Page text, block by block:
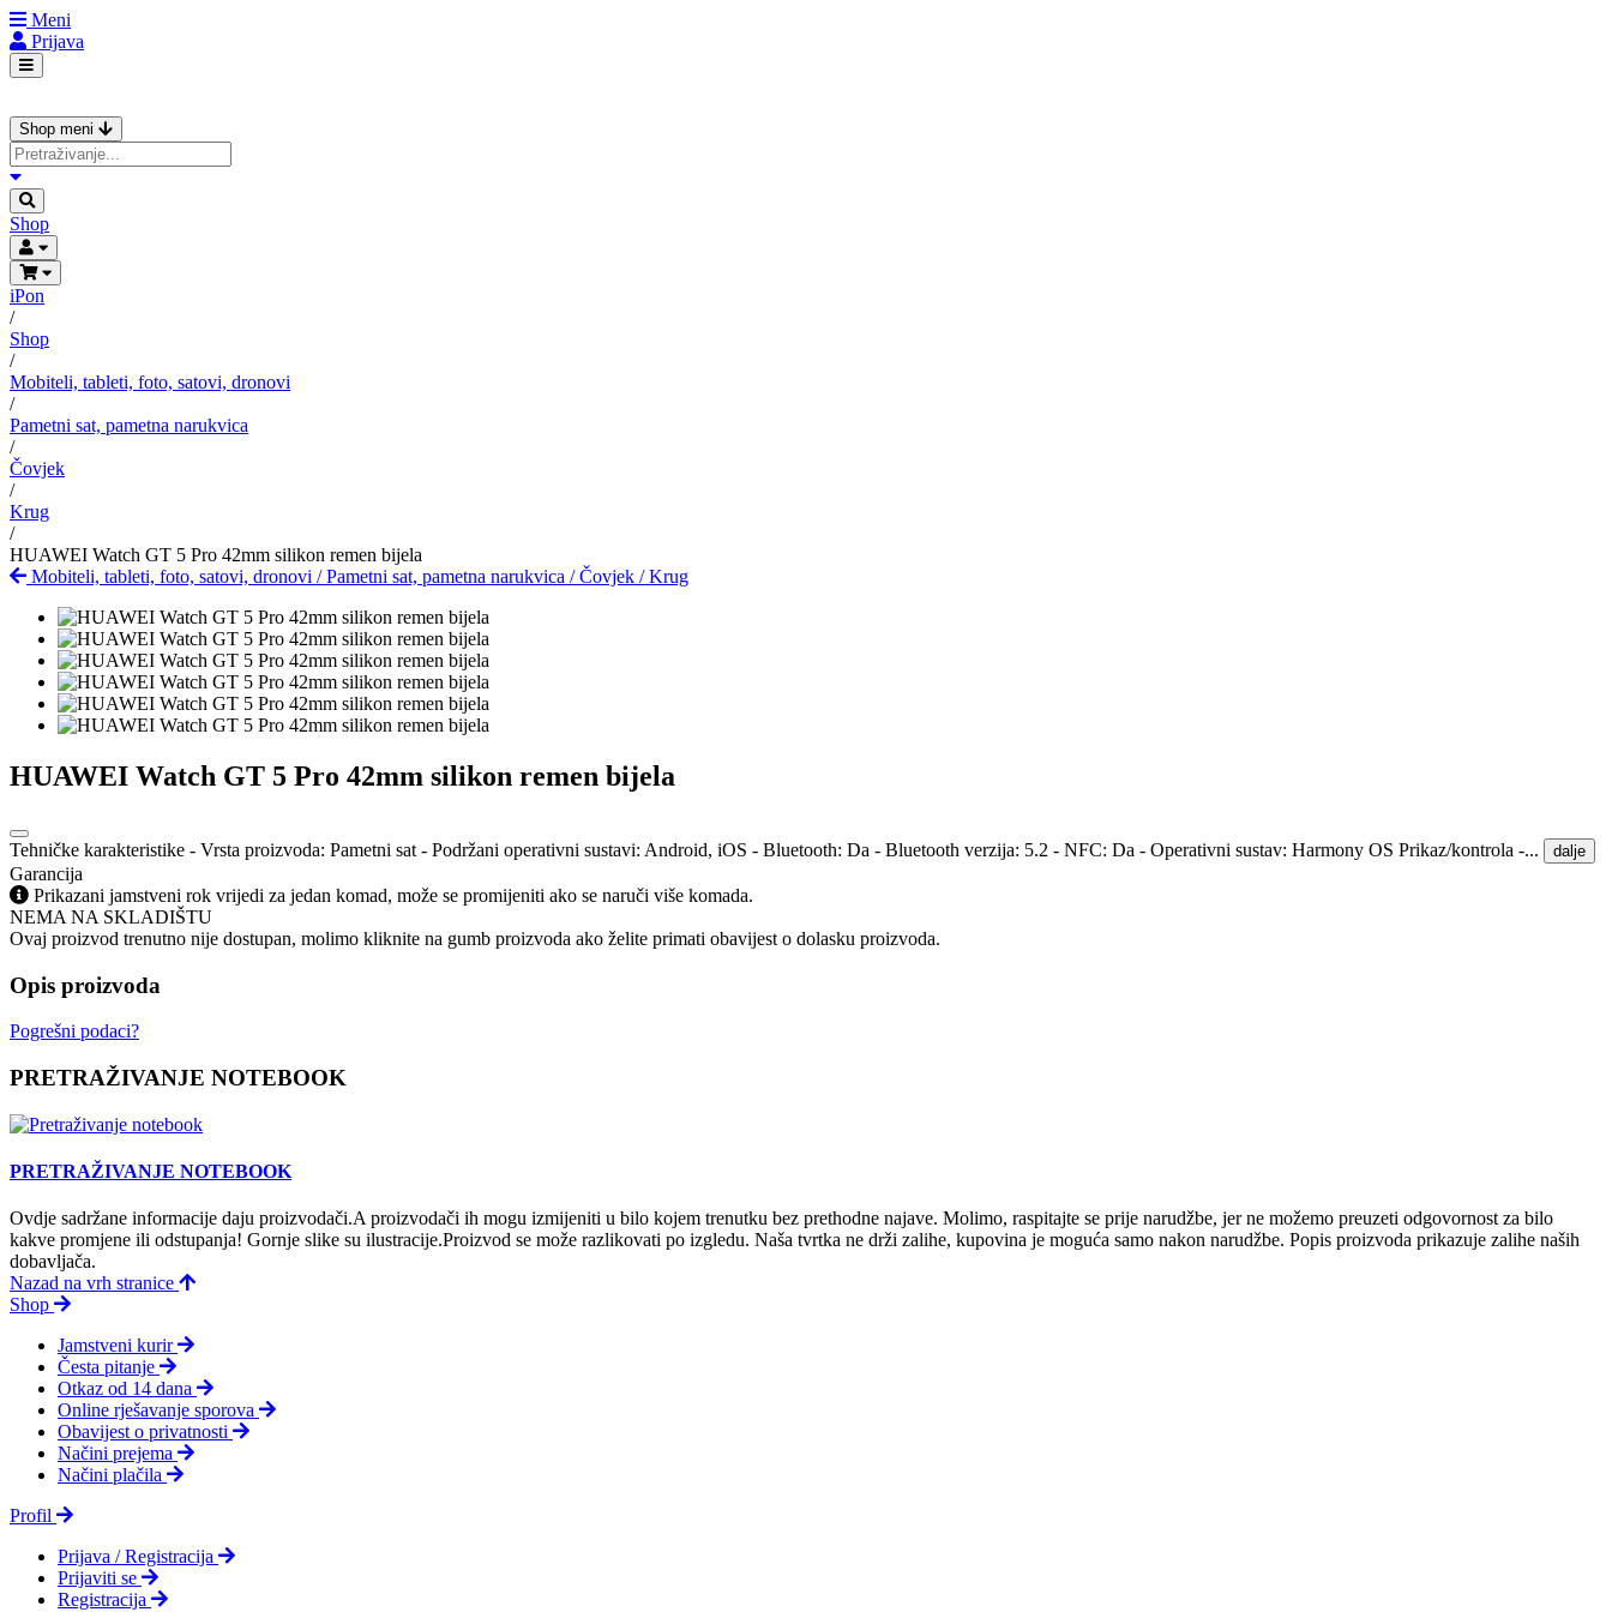
Meni
Prijava
Shop meni
Shop
iPon
/
Shop
/
Mobiteli, tableti, foto, satovi, dronovi
/
Pametni sat, pametna narukvica
/
Čovjek
/
Krug
/
HUAWEI Watch GT 5 Pro 42mm silikon remen bijela
Mobiteli, tableti, foto, satovi, dronovi /Pametni sat, pametna narukvica /Čovjek /Krug
HUAWEI Watch GT 5 Pro 42mm silikon remen bijela
Tehničke karakteristike - Vrsta proizvoda: Pametni sat - Podržani operativni sustavi: Android, iOS - Bluetooth: Da - Bluetooth verzija: 5.2 - NFC: Da - Operativni sustav: Harmony OS Prikaz/kontrola -... dalje
Garancija
Prikazani jamstveni rok vrijedi za jedan komad, može se promijeniti ako se naruči više komada.
NEMA NA SKLADIŠTU
Ovaj proizvod trenutno nije dostupan, molimo kliknite na gumb proizvoda ako želite primati obavijest o dolasku proizvoda.
Opis proizvoda
Pogrešni podaci?
PRETRAŽIVANJE NOTEBOOK
PRETRAŽIVANJE NOTEBOOK
Ovdje sadržane informacije daju proizvodači.A proizvodači ih mogu izmijeniti u bilo kojem trenutku bez prethodne najave. Molimo, raspitajte se prije narudžbe, jer ne možemo preuzeti odgovornost za bilo
kakve promjene ili odstupanja! Gornje slike su ilustracije.Proizvod se može razlikovati po izgledu. Naša tvrtka ne drži zalihe, kupovina je moguća samo nakon narudžbe. Popis proizvoda prikazuje zalihe naših
dobavljača.
Nazad na vrh stranice
Shop
Jamstveni kurir
Česta pitanje
Otkaz od 14 dana
Online rješavanje sporova
Obavijest o privatnosti
Načini prejema
Načini plačila
Profil
Prijava / Registracija
Prijaviti se
Registracija